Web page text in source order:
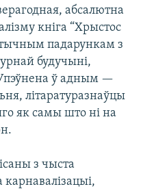
абсалютна
кніга “Хрыстос
падарункам з
будучыні,
ў адным —
літаратуразнаўцы
як самы што ні на
з чыста